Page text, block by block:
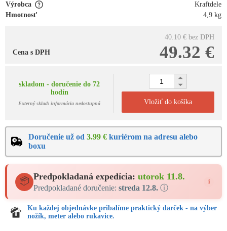
Výrobca
Kraftdele
Hmotnosť
4,9 kg
40.10 € bez DPH
49.32 €
Cena s DPH
skladom - doručenie do 72
hodín
Externý sklad: informácia nedostupná Vložiť do košíka
Doručenie už od 3.99 € kuriérom na adresu alebo
boxu
📦 Predpokladaná expedícia: utorok 11.8.
Predpokladané doručenie: streda 12.8. ⓘ
i
Ku každej objednávke pribalíme praktický darček - na výber
nožík, meter alebo rukavice.